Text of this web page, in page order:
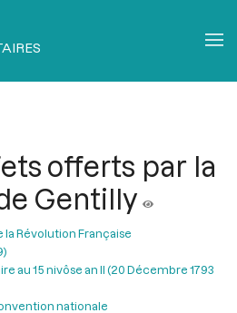
offerts par la
Gentilly
Révolution Française
au 15 nivôse an II (20 Décembre 1793
nationale